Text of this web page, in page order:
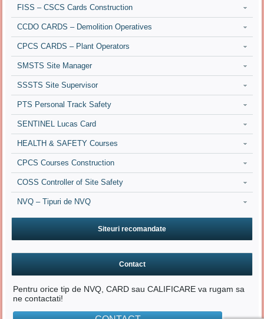
FISS – CSCS Cards Construction
CCDO CARDS – Demolition Operatives
CPCS CARDS – Plant Operators
SMSTS Site Manager
SSSTS Site Supervisor
PTS Personal Track Safety
SENTINEL Lucas Card
HEALTH & SAFETY Courses
CPCS Courses Construction
COSS Controller of Site Safety
NVQ – Tipuri de NVQ
Siteuri recomandate
Contact
Pentru orice tip de NVQ, CARD sau CALIFICARE va rugam sa
ne contactati!